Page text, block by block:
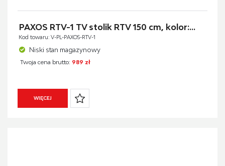
PAXOS RTV-1 TV stolik RTV 150 cm, kolor:...
Kod towaru: V-PL-PAXOS-RTV-1
Niski stan magazynowy
Twoja cena brutto: 989 zł
WIĘCEJ